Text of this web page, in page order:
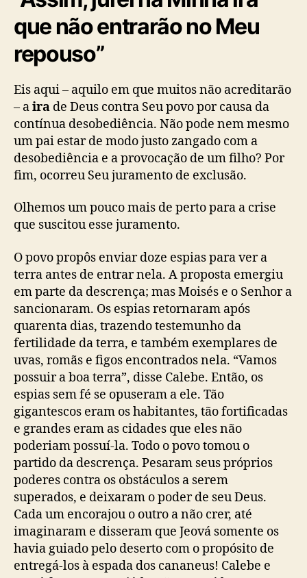
que não entrarão no Meu
repouso”
Eis aqui – aquilo em que muitos não acreditarão
– aira de Deus contra Seu povo por causa da
contínua desobediência. Não pode nem mesmo
um pai estar de modo justo zangado com a
desobediência e a provocação de um filho? Por
fim, ocorreu Seu juramento de exclusão.
Olhemos um pouco mais de perto para a crise
que suscitou esse juramento.
O povo propôs enviar doze espias para ver a
terra antes de entrar nela. A proposta emergiu
em parte da descrença; mas Moisés e o Senhor a
sancionaram. Os espias retornaram após
quarenta dias, trazendo testemunho da
fertilidade da terra, e também exemplares de
uvas, romãs e figos encontrados nela. “Vamos
possuir a boa terra”, disse Calebe. Então, os
espias sem fé se opuseram a ele. Tão
gigantescos eram os habitantes, tão fortificadas
e grandes eram as cidades que eles não
poderiam possuí-la. Todo o povo tomou o
partido da descrença. Pesaram seus próprios
poderes contra os obstáculos a serem
superados, e deixaram o poder de seu Deus.
Cada um encorajou o outro a não crer, até
imaginaram e disseram que Jeová somente os
havia guiado pelo deserto com o propósito de
entregá-los à espada dos cananeus! Calebe e